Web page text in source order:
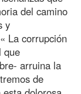
del camino
y
La corrupción
que
arruina la
de